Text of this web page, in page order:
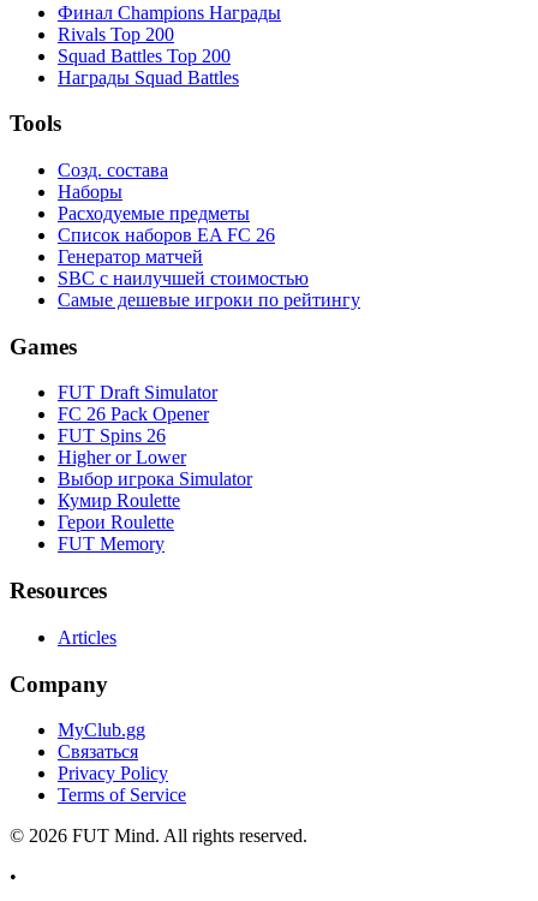
Финал Champions Награды
Rivals Top 200
Squad Battles Top 200
Награды Squad Battles
Tools
Созд. состава
Наборы
Расходуемые предметы
Список наборов EA FC 26
Генератор матчей
SBC с наилучшей стоимостью
Самые дешевые игроки по рейтингу
Games
FUT Draft Simulator
FC 26 Pack Opener
FUT Spins 26
Higher or Lower
Выбор игрока Simulator
Кумир Roulette
Герои Roulette
FUT Memory
Resources
Articles
Company
MyClub.gg
Связаться
Privacy Policy
Terms of Service
© 2026 FUT Mind. All rights reserved.
•